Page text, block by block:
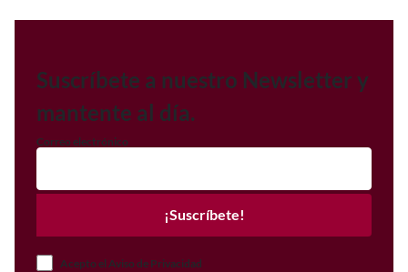
Suscríbete a nuestro Newsletter y
mantente al día.
Correo electrónico
¡Suscríbete!
Acepto el Aviso de Privacidad